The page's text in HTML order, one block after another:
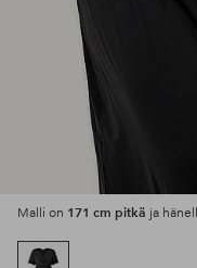
Malli on 171 cm pitkä ja